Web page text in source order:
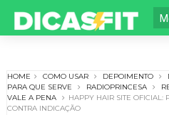
HOME COMO USAR DEPOIMENTO
PARA QUE SERVE
RADIOPRINCESA
VALE A PENA
HAPPY HAIR SITE OFICIAL:
CONTRA INDICAÇÃO